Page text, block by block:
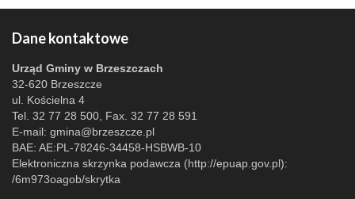
Dane kontaktowe
Urząd Gminy w Brzeszczach
32-620 Brzeszcze
ul. Kościelna 4
Tel. 32 77 28 500, Fax. 32 77 28 591
E-mail: gmina@brzeszcze.pl
BAE: AE:PL-78246-34458-HSBWB-10
Elektroniczna skrzynka podawcza (http://epuap.gov.pl):
/6m973oagob/skrytka